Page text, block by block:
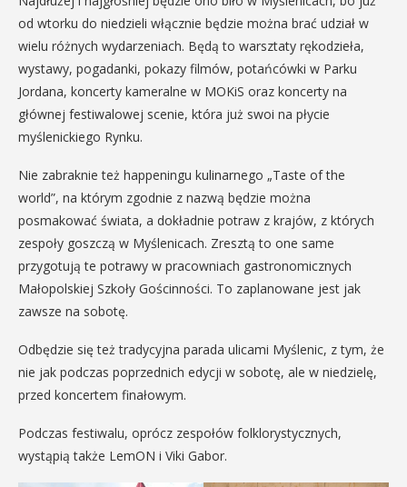
od wtorku do niedzieli włącznie będzie można brać udział w
wielu różnych wydarzeniach. Będą to warsztaty rękodzieła,
wystawy, pogadanki, pokazy filmów, potańcówki w Parku
Jordana, koncerty kameralne w MOKiS oraz koncerty na
głównej festiwalowej scenie, która już swoi na płycie
myślenickiego Rynku.
Nie zabraknie też happeningu kulinarnego „Taste of the
world”, na którym zgodnie z nazwą będzie można
posmakować świata, a dokładnie potraw z krajów, z których
zespoły goszczą w Myślenicach. Zresztą to one same
przygotują te potrawy w pracowniach gastronomicznych
Małopolskiej Szkoły Gościnności. To zaplanowane jest jak
zawsze na sobotę.
Odbędzie się też tradycyjna parada ulicami Myślenic, z tym, że
nie jak podczas poprzednich edycji w sobotę, ale w niedzielę,
przed koncertem finałowym.
Podczas festiwalu, oprócz zespołów folklorystycznych,
wystąpią także LemON i Viki Gabor.